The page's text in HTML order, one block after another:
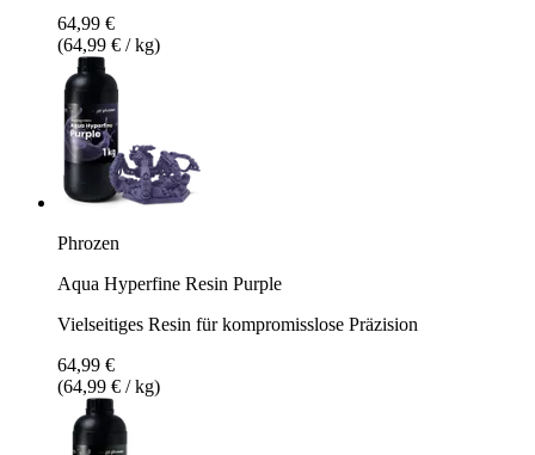
64,99 €
(64,99 € / kg)
Phrozen
Aqua Hyperfine Resin Purple
Vielseitiges Resin für kompromisslose Präzision
64,99 €
(64,99 € / kg)